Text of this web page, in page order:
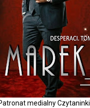
medialny Czytaninki